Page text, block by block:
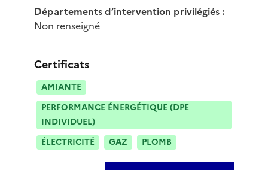
Départements d’intervention privilégiés:
Non renseigné
Certificats
AMIANTE
PERFORMANCE ÉNERGÉTIQUE (DPE
INDIVIDUEL)
ÉLECTRICITÉ
GAZ PLOMB